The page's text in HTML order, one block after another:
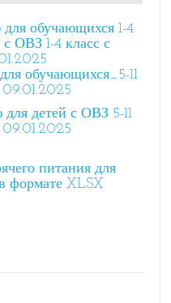
обучающихся 1-4
с ОВЗ 1-4 класс с
обучающихся_5-11
09.01.2025
детей с ОВЗ 5-11
09.01.2025
питания для
формате XLSX